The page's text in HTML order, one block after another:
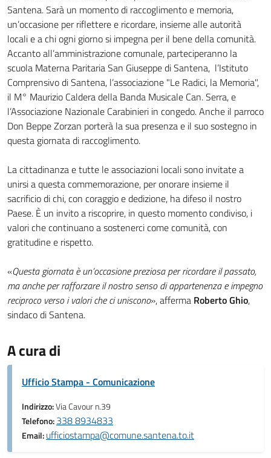
Santena. Sarà un momento di raccoglimento e memoria,
un’occasione per riflettere e ricordare, insieme alle autorità
locali e a chi ogni giorno si impegna per il bene della comunità.
Accanto all’amministrazione comunale, parteciperanno la
scuola Materna Paritaria San Giuseppe di Santena, l’Istituto
Comprensivo di Santena, l’associazione "Le Radici, la Memoria",
il M° Maurizio Caldera della Banda Musicale Can. Serra, e
l’Associazione Nazionale Carabinieri in congedo. Anche il parroco
Don Beppe Zorzan porterà la sua presenza e il suo sostegno in
questa giornata di raccoglimento.
La cittadinanza e tutte le associazioni locali sono invitate a
unirsi a questa commemorazione, per onorare insieme il
sacrificio di chi, con coraggio e dedizione, ha difeso il nostro
Paese. È un invito a riscoprire, in questo momento condiviso, i
valori che continuano a sostenerci come comunità, con
gratitudine e rispetto.
«Questa giornata è un’occasione preziosa per ricordare il passato,
ma anche per rafforzare il nostro senso di appartenenza e impegno
reciproco verso i valori che ci uniscono», afferma Roberto Ghio,
sindaco di Santena.
A cura di
Ufficio Stampa - Comunicazione
Indirizzo:Via Cavour n.39
Telefono:338 8934833
Email:ufficiostampa@comune.santena.to.it